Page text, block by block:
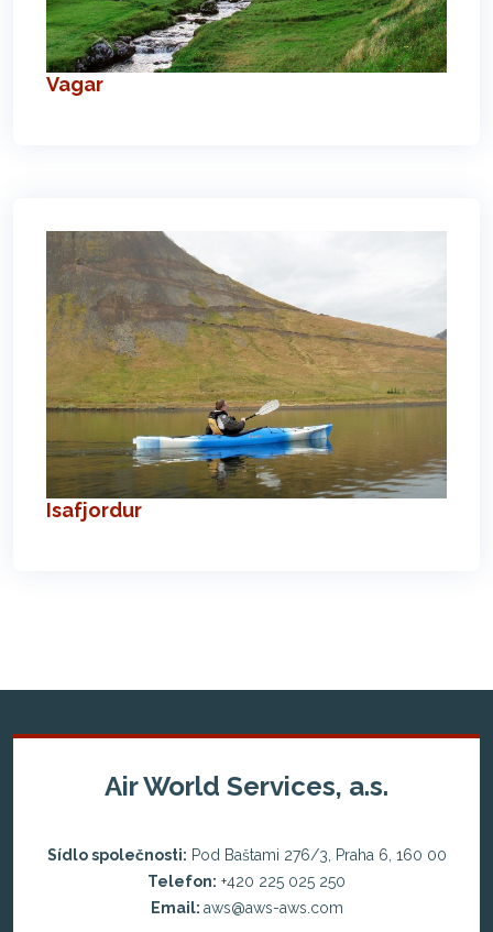
Vagar
Isafjordur
Air World Services, a.s.
Sídlo společnosti: Pod Baštami 276/3, Praha 6, 160 00
Telefon: +420 225 025 250
Email: aws@aws-aws.com